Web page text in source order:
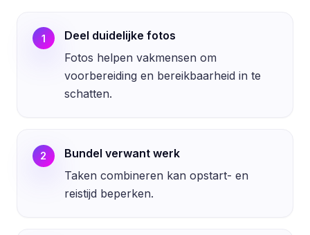
1
Deel duidelijke fotos
Fotos helpen vakmensen om
voorbereiding en bereikbaarheid in te
schatten.
2
Bundel verwant werk
Taken combineren kan opstart- en
reistijd beperken.